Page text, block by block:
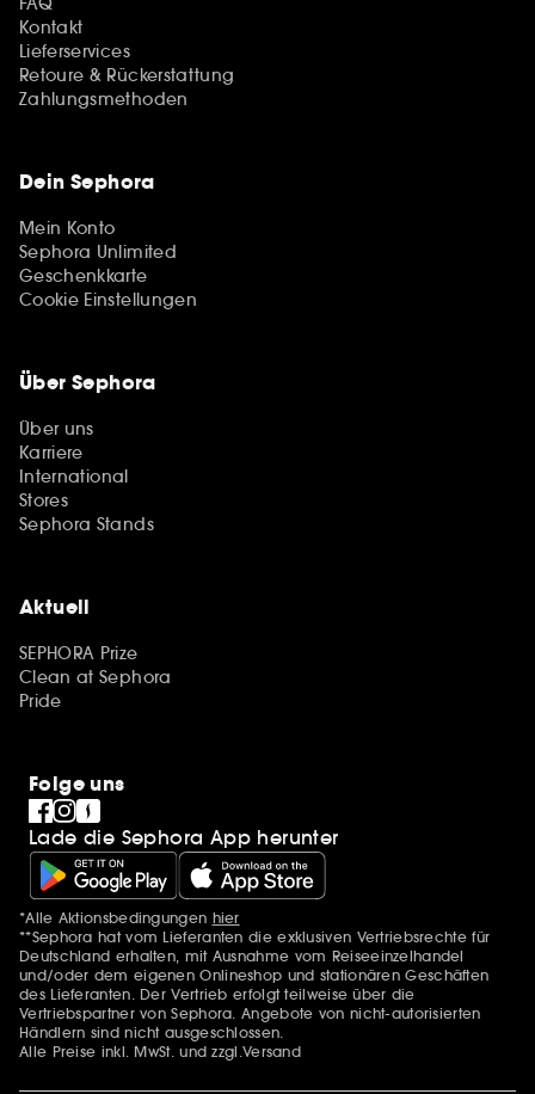
Kontakt
Lieferservices
Retoure & Rückerstattung
Zahlungsmethoden
Dein Sephora
Mein Konto
Sephora Unlimited
Geschenkkarte
Cookie Einstellungen
Über Sephora
Über uns
Karriere
International
Stores
Sephora Stands
Aktuell
SEPHORA Prize
Clean at Sephora
Pride
Folge uns
Lade die Sephora App herunter
Zusätzlich Erwähnungen
*Alle Aktionsbedingungen hier
**Sephora hat vom Lieferanten die exklusiven Vertriebsrechte für
Deutschland erhalten, mit Ausnahme vom Reiseeinzelhandel
und/oder dem eigenen Onlineshop und stationären Geschäften
des Lieferanten. Der Vertrieb erfolgt teilweise über die
Vertriebspartner von Sephora. Angebote von nicht-autorisierten
Händlern sind nicht ausgeschlossen.
Alle Preise inkl. MwSt. und zzgl.Versand